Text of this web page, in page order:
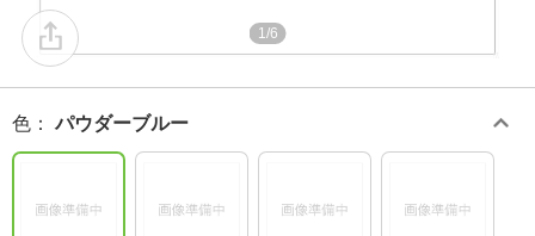
1/6
色 ：パウダーブルー